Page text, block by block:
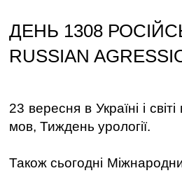
ДЕНЬ 1308
RUSSIAN
23 вересня в Україні і
мов, Тиждень урології.
Також сьогодні